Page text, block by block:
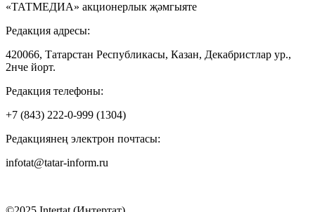
«ТАТМЕДИА» акционерлык җәмгыяте
Редакция адресы:
420066, Татарстан Республикасы, Казан, Декабристлар ур.,
2нче йорт.
Редакция телефоны:
+7 (843) 222-0-999 (1304)
Редакциянең электрон почтасы:
infotat@tatar-inform.ru